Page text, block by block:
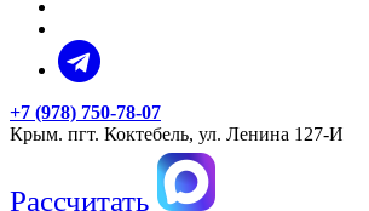
+7 (978) 750-78-07
Крым. пгт. Коктебель, ул. Ленина 127-И
Рассчитать